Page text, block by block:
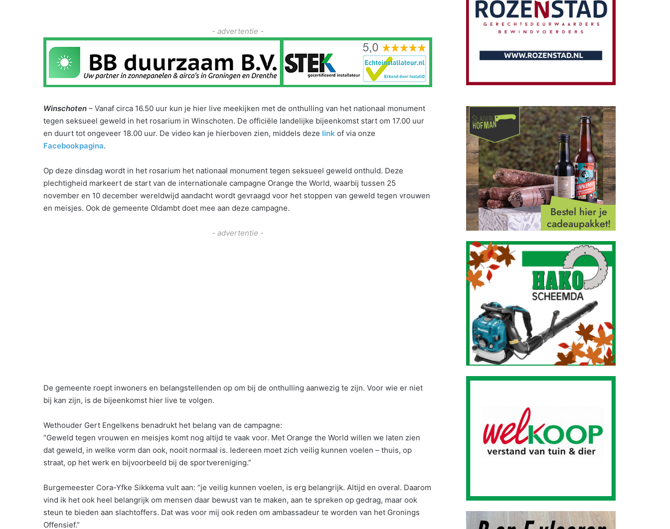
- advertentie -
Winschoten – Vanaf circa 16.50 uur kun je hier live meekijken met de onthulling van het nationaal monument
tegen seksueel geweld in het rosarium in Winschoten. De officiële landelijke bijeenkomst start om 17.00 uur
en duurt tot ongeveer 18.00 uur. De video kan je hierboven zien, middels deze link of via onze
Facebookpagina.
Op deze dinsdag wordt in het rosarium het nationaal monument tegen seksueel geweld onthuld. Deze
plechtigheid markeert de start van de internationale campagne Orange the World, waarbij tussen 25
november en 10 december wereldwijd aandacht wordt gevraagd voor het stoppen van geweld tegen vrouwen
en meisjes. Ook de gemeente Oldambt doet mee aan deze campagne.
- advertentie -
De gemeente roept inwoners en belangstellenden op om bij de onthulling aanwezig te zijn. Voor wie er niet
bij kan zijn, is de bijeenkomst hier live te volgen.
Wethouder Gert Engelkens benadrukt het belang van de campagne:
“Geweld tegen vrouwen en meisjes komt nog altijd te vaak voor. Met Orange the World willen we laten zien
dat geweld, in welke vorm dan ook, nooit normaal is. Iedereen moet zich veilig kunnen voelen – thuis, op
straat, op het werk en bijvoorbeeld bij de sportvereniging.”
Burgemeester Cora-Yfke Sikkema vult aan: “je veilig kunnen voelen, is erg belangrijk. Altijd en overal. Daarom
vind ik het ook heel belangrijk om mensen daar bewust van te maken, aan te spreken op gedrag, maar ook
steun te bieden aan slachtoffers. Dat was voor mij ook reden om ambassadeur te worden van het Gronings
Offensief.”